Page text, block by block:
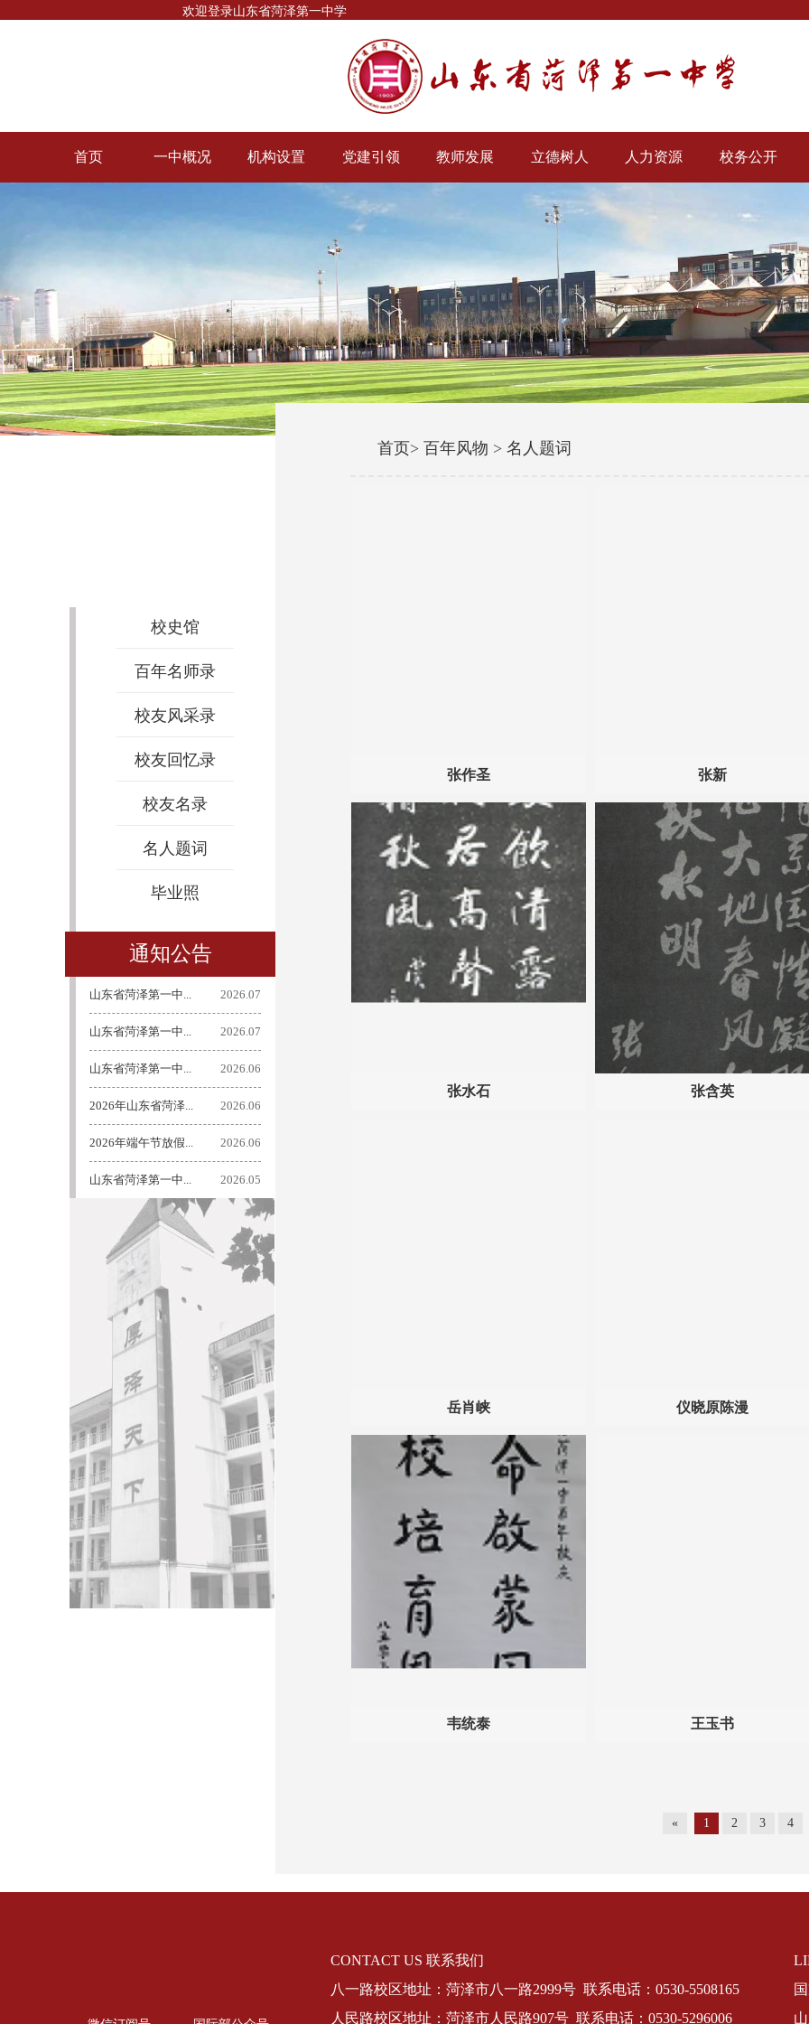
欢迎登录山东省菏泽第一中学
首页 一中概况 机构设置 党建引领 教师发展 立德树人 人力资源 校务公开
首页> 百年风物 > 名人题词
校史馆
百年名师录
校友风采录
校友回忆录
校友名录
名人题词
毕业照
通知公告
山东省菏泽第一中... 2026.07
山东省菏泽第一中... 2026.07
山东省菏泽第一中... 2026.06
2026年山东省菏泽... 2026.06
2026年端午节放假... 2026.06
山东省菏泽第一中... 2026.05
张作圣 张新
张水石 张含英
岳肖峡 仪晓原陈漫
韦统泰 王玉书
« 1 2 3 4
CONTACT US 联系我们
八一路校区地址：菏泽市八一路2999号 联系电话：0530-5508165
人民路校区地址：菏泽市人民路907号 联系电话：0530-5296006